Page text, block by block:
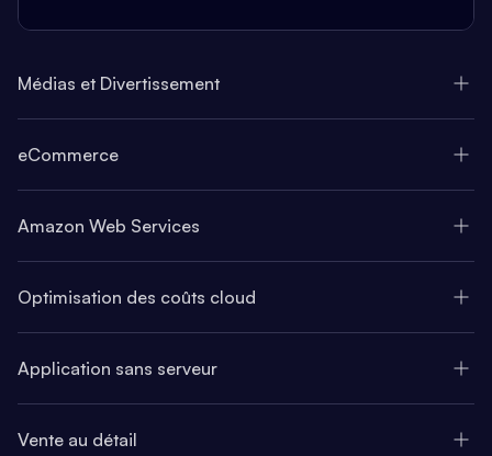
Médias et Divertissement
eCommerce
Amazon Web Services
Optimisation des coûts cloud
Application sans serveur
Vente au détail